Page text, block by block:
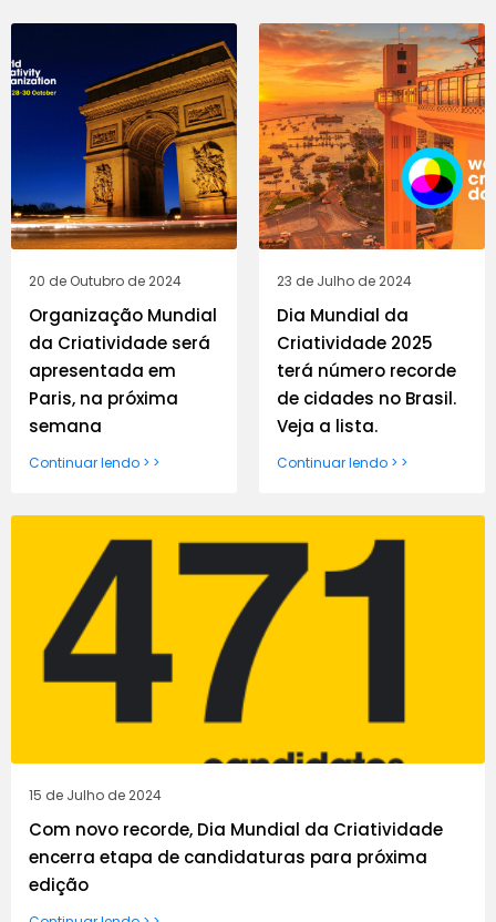
20 de Outubro de 2024
Organização Mundial
da Criatividade será
apresentada em
Paris, na próxima
semana
Continuar lendo > >
23 de Julho de 2024
Dia Mundial da
Criatividade 2025
terá número recorde
de cidades no Brasil.
Veja a lista.
Continuar lendo > >
15 de Julho de 2024
Com novo recorde, Dia Mundial da Criatividade
encerra etapa de candidaturas para próxima
edição